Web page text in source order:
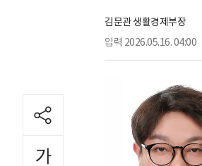
김문관 생활경제부장
입력 2026.05.16. 04:00